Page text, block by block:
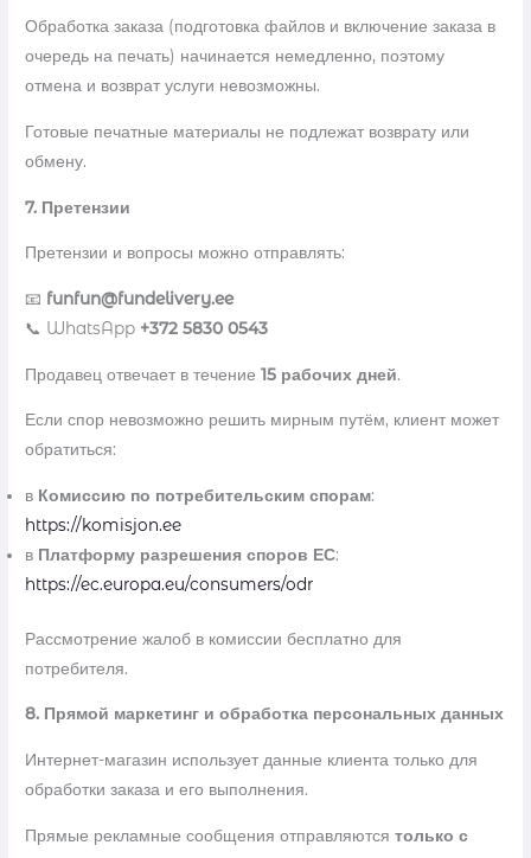
Обработка заказа (подготовка файлов и включение заказа в
очередь на печать) начинается немедленно, поэтому
отмена и возврат услуги невозможны.
Готовые печатные материалы не подлежат возврату или
обмену.
7. Претензии
Претензии и вопросы можно отправлять:
📧 funfun@fundelivery.ee
📞 WhatsApp +372 5830 0543
Продавец отвечает в течение15 рабочих дней.
Если спор невозможно решить мирным путём, клиент может
обратиться:
в Комиссию по потребительским спорам:
https://komisjon.ee
в Платформу разрешения споров ЕС:
https://ec.europa.eu/consumers/odr
Рассмотрение жалоб в комиссии бесплатно для
потребителя.
8. Прямой маркетинг и обработка персональных данных
Интернет-магазин использует данные клиента только для
обработки заказа и его выполнения.
Прямые рекламные сообщения отправляютсятолько с